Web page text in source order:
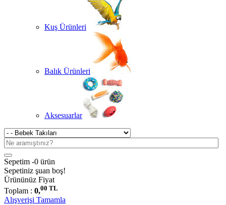
Kuş Ürünleri
Balık Ürünleri
Aksesuarlar
Sepetim -0 ürün
Sepetiniz şuan boş!
Ürününüz Fiyat
Toplam : 0,00 TL
Alışverişi Tamamla